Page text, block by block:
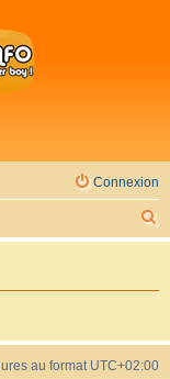
Connexion
e
au format UTC+02:00